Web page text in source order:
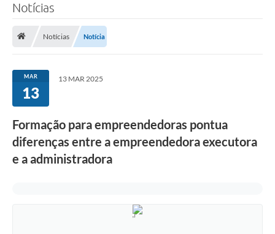
Legislação
Transparência
Cadastros Culturais
Lei Paulo Gustavo
Notícias
Notícias Notícia
MAR
13
13 MAR 2025
Formação para empreendedoras pontua
diferenças entre a empreendedora executora
e a administradora